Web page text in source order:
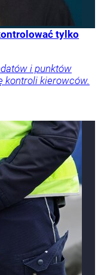
tylko
i punktów
kontroli kierowców.